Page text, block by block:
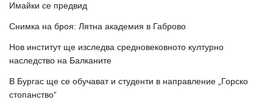
Имайки се предвид
Снимка на броя: Лятна академия в Габрово
Нов институт ще изследва средновековното културно
наследство на Балканите
В Бургас ще се обучават и студенти в направление „Горско
стопанство“